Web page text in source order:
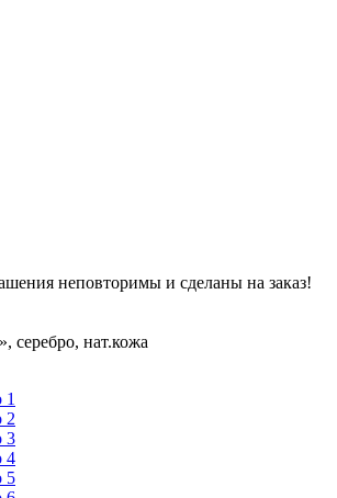
неповторимы и сделаны на заказ!
серебро, нат.кожа